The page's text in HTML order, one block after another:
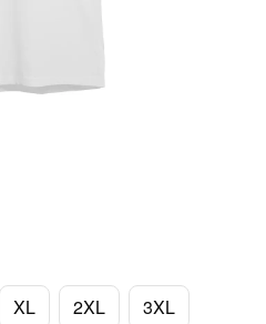
XL 2XL 3XL